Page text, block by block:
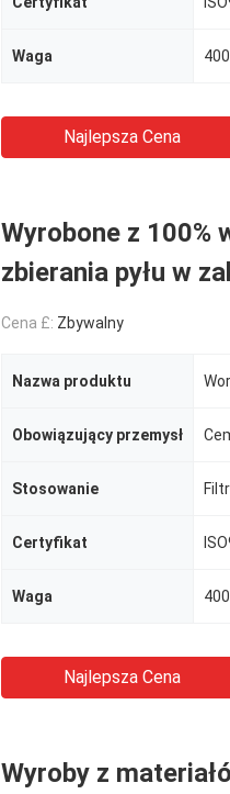
Waga
Najlepsza Cena
Wyrobone z 100%
zbierania pyłu w
Cena £: Zbywalny
Nazwa produktu
Obowiązujący przemysł
Stosowanie
Certyfikat
Waga
Najlepsza Cena
Wyroby z